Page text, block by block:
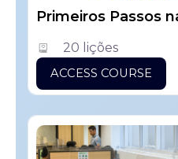
20 lições
ACCESS COURSE